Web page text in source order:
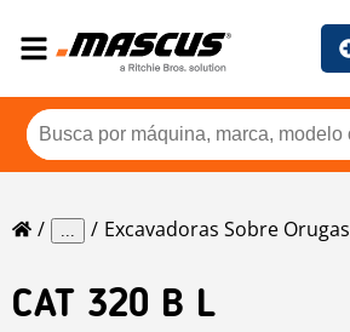
... Excavadoras Sobre Orugas
CAT 320 B L